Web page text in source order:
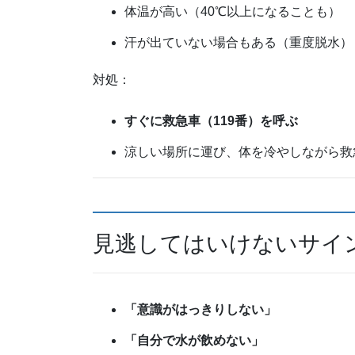
体温が高い（40℃以上になることも）
汗が出ていない場合もある（重度脱水）
対処：
すぐに救急車（119番）を呼ぶ
涼しい場所に運び、体を冷やしながら
見逃してはいけないサイ
「意識がはっきりしない」
「自分で水が飲めない」